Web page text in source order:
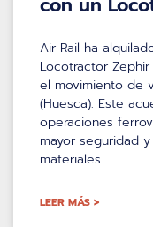
Air Rail ha
Locotractor
el movimiento de
(Huesca). Este
operaciones
mayor seguridad
materiales.
LEER MÁS >